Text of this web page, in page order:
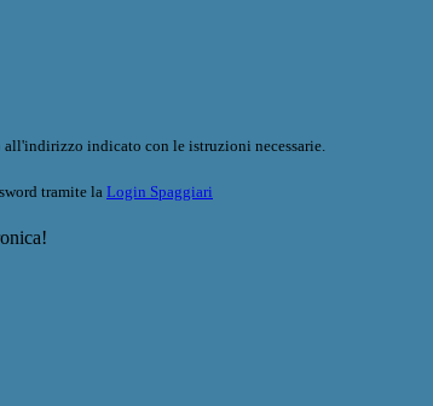
all'indirizzo indicato con le istruzioni necessarie.
tramite la Login Spaggiari